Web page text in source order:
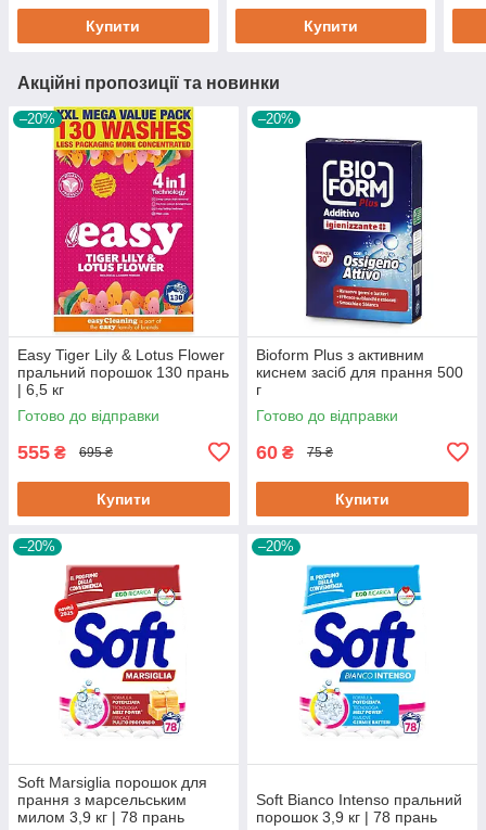
Купити Купити
Акційні пропозиції та новинки
–20%
Easy Tiger Lily & Lotus Flower
пральний порошок 130 прань
| 6,5 кг
Готово до відправки
555 ₴ 695 ₴
Купити
–20%
Bioform Plus з активним
киснем засіб для прання 500
г
Готово до відправки
60 ₴ 75 ₴
Купити
–20%
Soft Marsiglia порошок для
прання з марсельським
милом 3,9 кг | 78 прань
–20%
Soft Bianco Intenso пральний
порошок 3,9 кг | 78 прань